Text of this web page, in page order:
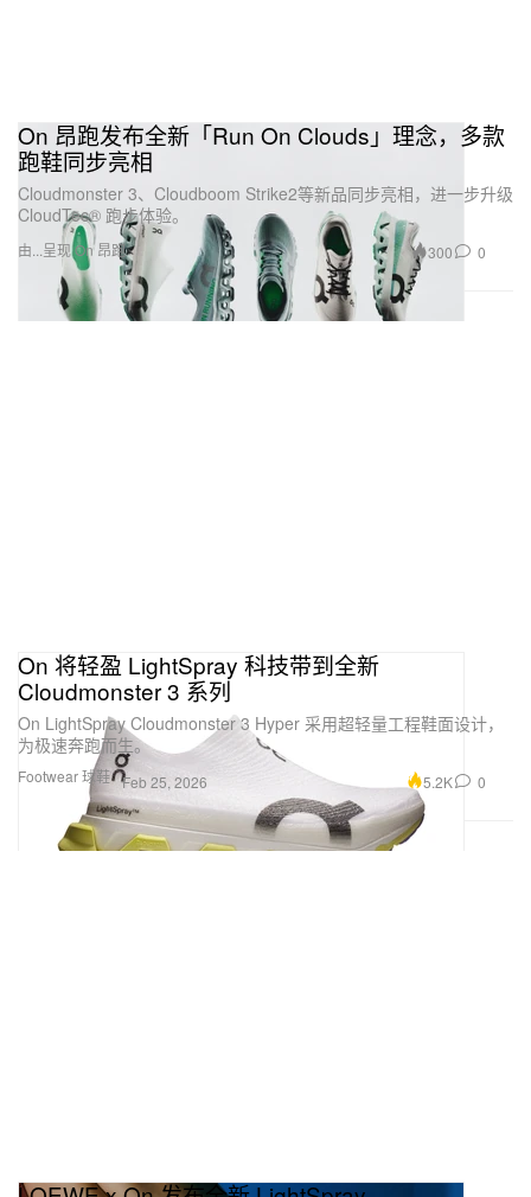
On 昂跑发布全新「Run On Clouds」理念，多款
跑鞋同步亮相
Cloudmonster 3、Cloudboom Strike2等新品同步亮相，进一步升级
CloudTec® 跑步体验。
由...呈现 On 昂跑 300 0
Footwear 球鞋
On 将轻盈 LightSpray 科技带到全新
Cloudmonster 3 系列
On LightSpray Cloudmonster 3 Hyper 采用超轻量工程鞋面设计，
为极速奔跑而生。
Feb 25, 2026 5.2K 0